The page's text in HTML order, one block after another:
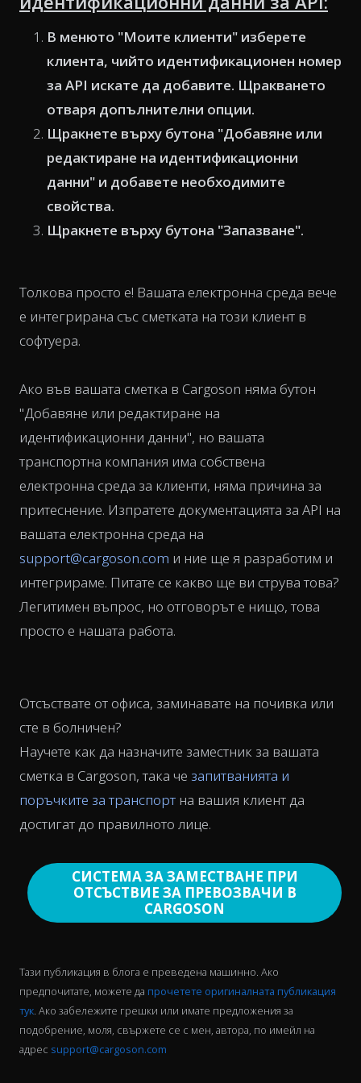
В менюто "Моите клиенти" изберете
клиента, чийто идентификационен номер
за API искате да добавите. Щракването
отваря допълнителни опции.
Щракнете върху бутона "Добавяне или
редактиране на идентификационни
данни" и добавете необходимите
свойства.
Щракнете върху бутона "Запазване".
Толкова просто е! Вашата електронна среда вече
е интегрирана със сметката на този клиент в
софтуера.
Ако във вашата сметка в Cargoson няма бутон
"Добавяне или редактиране на
идентификационни данни", но вашата
транспортна компания има собствена
електронна среда за клиенти, няма причина за
притеснение. Изпратете документацията за API на
вашата електронна среда на
support@cargoson.com и ние ще я разработим и
интегрираме. Питате се какво ще ви струва това?
Легитимен въпрос, но отговорът е нищо, това
просто е нашата работа.
Отсъствате от офиса, заминавате на почивка или
сте в болничен?
Научете как да назначите заместник за вашата
сметка в Cargoson, така че запитванията и
поръчките за транспорт на вашия клиент да
достигат до правилното лице.
СИСТЕМА ЗА ЗАМЕСТВАНЕ ПРИ
ОТСЪСТВИЕ ЗА ПРЕВОЗВАЧИ В
CARGOSON
Тази публикация в блога е преведена машинно. Ако
предпочитате, можете да прочетете оригиналната публикация
тук. Ако забележите грешки или имате предложения за
подобрение, моля, свържете се с мен, автора, по имейл на
адрес support@cargoson.com